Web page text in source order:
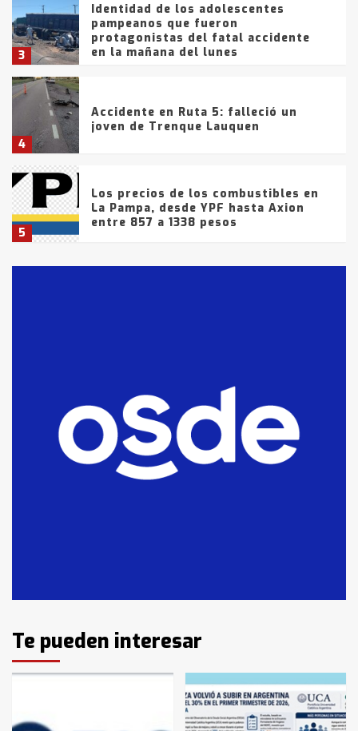
3
Identidad de los adolescentes
pampeanos que fueron
protagonistas del fatal accidente
en la mañana del lunes
4
Accidente en Ruta 5: falleció un
joven de Trenque Lauquen
5
Los precios de los combustibles en
La Pampa, desde YPF hasta Axion
entre 857 a 1338 pesos
fueron detenidos por
comercialización de drogas en la
tarde del sábado
T.Lauquen: se vendió el edificio de
lo que fue la planta Industrial del
3
Identidad de los adolescentes
pampeanos que fueron
en la mañana del lunes
Te pueden interesar